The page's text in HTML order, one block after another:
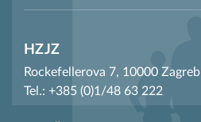
HZJZ
Rockefellerova 7, 10000 Zagreb
Tel.: +385 (0)1/48 63 222